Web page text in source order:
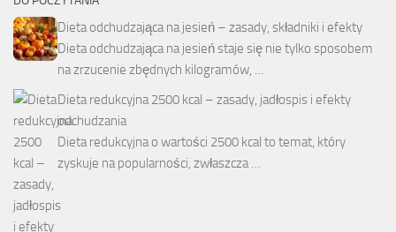
Dieta odchudzająca na jesień – zasady, składniki i efekty
Dieta odchudzająca na jesień staje się nie tylko sposobem
na zrzucenie zbędnych kilogramów, …
Dieta redukcyjna 2500 kcal – zasady, jadłospis i efekty
odchudzania
Dieta redukcyjna o wartości 2500 kcal to temat, który
zyskuje na popularności, zwłaszcza …